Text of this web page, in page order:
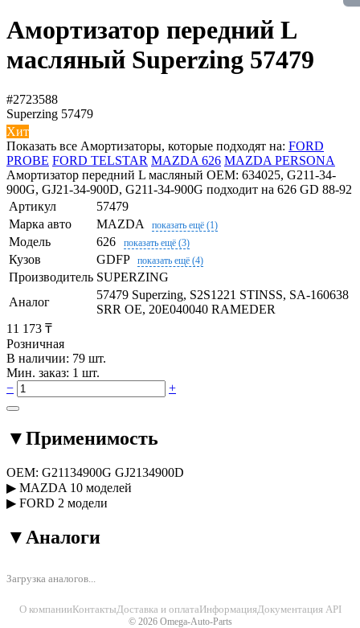
Амортизатор передний L
масляный Superzing 57479
#2723588
Superzing 57479
Хит
Показать все Амортизаторы, которые подходят на: FORD
PROBE FORD TELSTAR MAZDA 626 MAZDA PERSONA
Амортизатор передний L масляный OEM: 634025, G211-34-
900G, GJ21-34-900D, G211-34-900G подходит на 626 GD 88-92
Артикул
57479
Марка авто
MAZDA показать ещё (1)
Модель 626 показать ещё (3)
Кузов GDFP показать ещё (4)
Производитель SUPERZING
Аналог
57479 Superzing, S2S1221 STINSS, SA-160638
SRR OE, 20E040040 RAMEDER
11 173 ₸
Розничная
В наличии: 79 шт.
Мин. заказ: 1 шт.
−
+
▼Применимость
OEM: G21134900G GJ2134900D
▶ MAZDA 10 моделей
▶ FORD 2 модели
▼ Аналоги
Загрузка аналогов...
О компанииКонтактыДоставка и оплатаИнформацияДокументация API
© 2026 Omega-Auto-Parts